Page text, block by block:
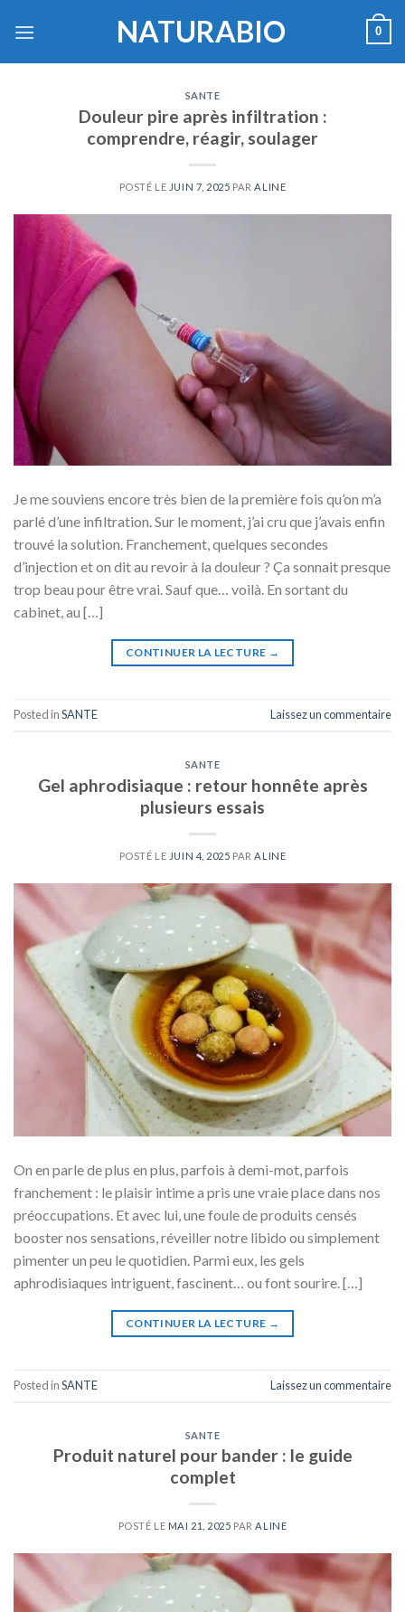
NATURABIO 0
SANTE
Douleur pire après infiltration :
comprendre, réagir, soulager
POSTÉ LE JUIN 7, 2025 PAR ALINE
Je me souviens encore très bien de la première fois qu’on m’a
parlé d’une infiltration. Sur le moment, j’ai cru que j’avais enfin
trouvé la solution. Franchement, quelques secondes
d’injection et on dit au revoir à la douleur ? Ça sonnait presque
trop beau pour être vrai. Sauf que… voilà. En sortant du
cabinet, au […]
CONTINUER LA LECTURE →
Posted inSANTE Laissez un commentaire
SANTE
Gel aphrodisiaque : retour honnête après
plusieurs essais
POSTÉ LE JUIN 4, 2025 PARALINE
On en parle de plus en plus, parfois à demi-mot, parfois
franchement : le plaisir intime a pris une vraie place dans nos
préoccupations. Et avec lui, une foule de produits censés
booster nos sensations, réveiller notre libido ou simplement
pimenter un peu le quotidien. Parmi eux, les gels
aphrodisiaques intriguent, fascinent… ou font sourire. […]
CONTINUER LA LECTURE →
Posted inSANTE Laissez un commentaire
SANTE
Produit naturel pour bander : le guide
complet
POSTÉ LE MAI 21, 2025 PARALINE